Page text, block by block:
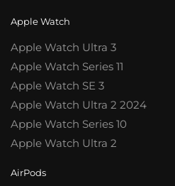
Apple Watch
Apple Watch Ultra 3
Apple Watch Series 11
Apple Watch SE 3
Apple Watch Ultra 2 2024
Apple Watch Series 10
Apple Watch Ultra 2
AirPods